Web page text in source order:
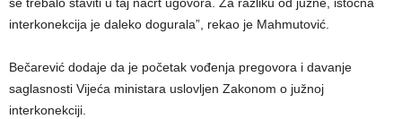
se trebalo staviti u taj nacrt ugovora. Za razliku od južne, istočna
interkonekcija je daleko dogurala”, rekao je Mahmutović.
Bečarević dodaje da je početak vođenja pregovora i davanje
saglasnosti Vijeća ministara uslovljen Zakonom o južnoj
interkonekciji.